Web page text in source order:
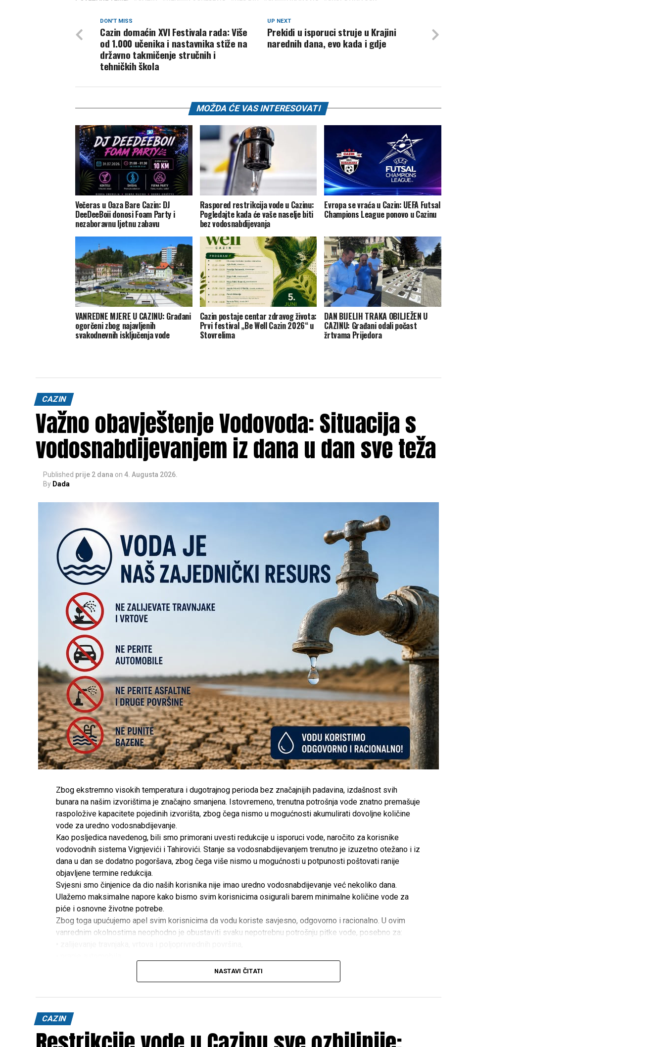
UP NEXT
Prekidi u isporuci struje u Krajini
narednih dana, evo kada i gdje
DON'T MISS
Cazin domaćin XVI Festivala rada: Više
od 1.000 učenika i nastavnika stiže na
državno takmičenje stručnih i
tehničkih škola
MOŽDA ĆE VAS INTERESOVATI
Večeras u Oaza Bare Cazin: DJ
DeeDeeBoii donosi Foam Party i
nezaboravnu ljetnu zabavu
Raspored restrikcija vode u Cazinu:
Pogledajte kada će vaše naselje biti
bez vodosnabdijevanja
Evropa se vraća u Cazin: UEFA Futsal
Champions League ponovo u Cazinu
VANREDNE MJERE U CAZINU: Građani
ogorčeni zbog najavljenih
svakodnevnih isključenja vode
Cazin postaje centar zdravog života:
Prvi festival „Be Well Cazin 2026“ u
Stovrelima
DAN BIJELIH TRAKA OBILJEŽEN U
CAZINU: Građani odali počast
žrtvama Prijedora
CAZIN
Važno obavještenje Vodovoda: Situacija s
vodosnabdijevanjem iz dana u dan sve teža
Published prije 2 dana on 4. Augusta 2026.
By Dada
Zbog ekstremno visokih temperatura i dugotrajnog perioda bez značajnijih padavina, izdašnost svih
bunara na našim izvorištima je značajno smanjena. Istovremeno, trenutna potrošnja vode znatno premašuje
raspoložive kapacitete pojedinih izvorišta, zbog čega nismo u mogućnosti akumulirati dovoljne količine
vode za uredno vodosnabdijevanje.
Kao posljedica navedenog, bili smo primorani uvesti redukcije u isporuci vode, naročito za korisnike
vodovodnih sistema Vignjevići i Tahirovići. Stanje sa vodosnabdijevanjem trenutno je izuzetno otežano i iz
dana u dan se dodatno pogoršava, zbog čega više nismo u mogućnosti u potpunosti poštovati ranije
objavljene termine redukcija.
Svjesni smo činjenice da dio naših korisnika nije imao uredno vodosnabdijevanje već nekoliko dana.
Ulažemo maksimalne napore kako bismo svim korisnicima osigurali barem minimalne količine vode za
piće i osnovne životne potrebe.
Zbog toga upućujemo apel svim korisnicima da vodu koriste savjesno, odgovorno i racionalno. U ovim
vanrednim okolnostima neophodno je obustaviti svaku nepotrebnu potrošnju pitke vode, posebno za:
na najugroženijim dijelovima vodovodne mreže dobiju dovoljne količine vode za piće i osnovne životne
potrebe.
Zahvaljujemo svim korisnicima na razumijevanju, strpljenju i saradnji.
NASTAVI ČITATI
CAZIN